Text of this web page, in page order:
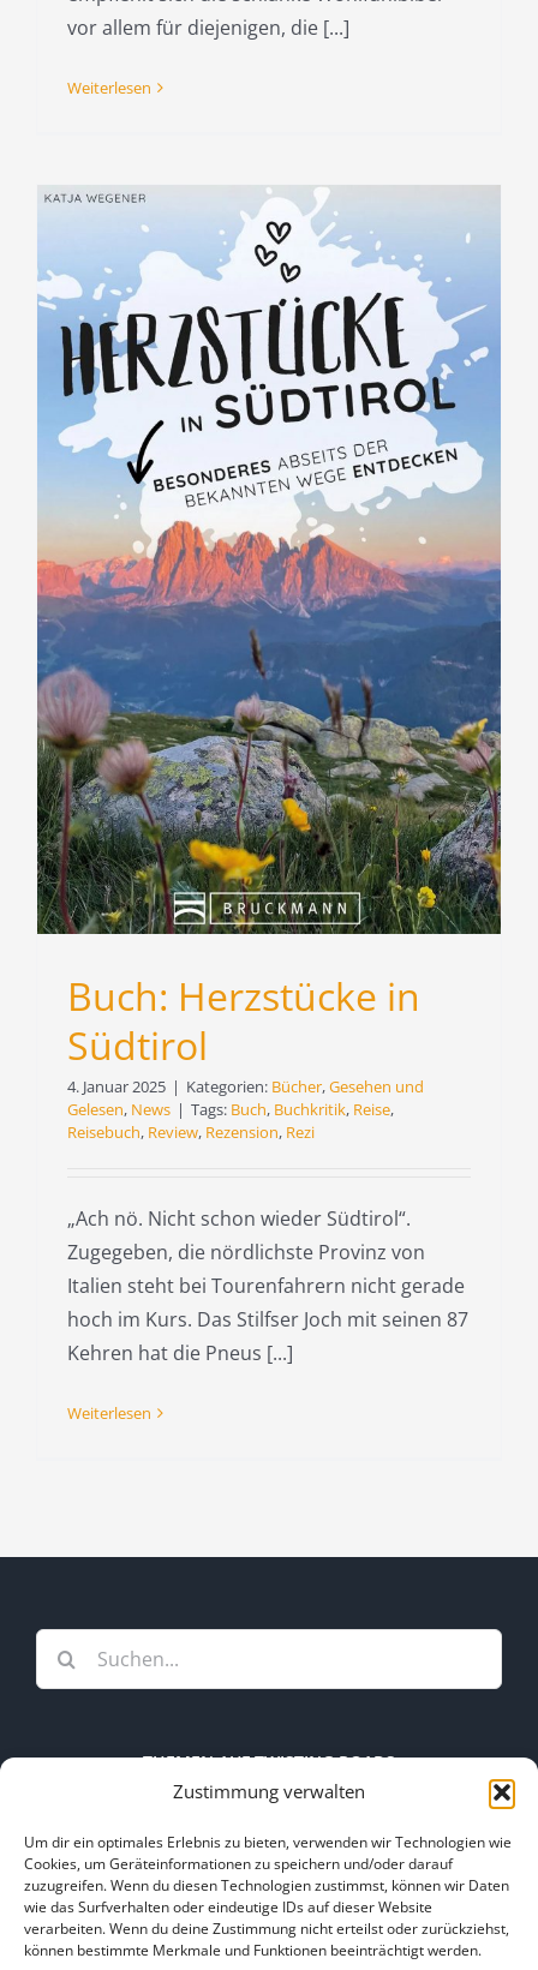
Zustimmung verwalten
Um dir ein optimales Erlebnis zu bieten, verwenden wir Technologien wie
Cookies, um Geräteinformationen zu speichern und/oder darauf
zuzugreifen. Wenn du diesen Technologien zustimmst, können wir Daten
wie das Surfverhalten oder eindeutige IDs auf dieser Website
verarbeiten. Wenn du deine Zustimmung nicht erteilst oder zurückziehst,
können bestimmte Merkmale und Funktionen beeinträchtigt werden.
vor allem für diejenigen, die [...]
Weiterlesen
Buch: Herzstücke in
Südtirol
4. Januar 2025 | Kategorien: Bücher,Gesehen und
Gelesen, News | Tags: Buch, Buchkritik, Reise,
Reisebuch, Review, Rezension, Rezi
„Ach nö. Nicht schon wieder Südtirol“.
Zugegeben, die nördlichste Provinz von
Italien steht bei Tourenfahrern nicht gerade
hoch im Kurs. Das Stilfser Joch mit seinen 87
Kehren hat die Pneus [...]
Weiterlesen
Suche
nach:
THEMEN AUF TWISTING ROADS
auf
Twisting
Roads
Kooperation
Kontakt